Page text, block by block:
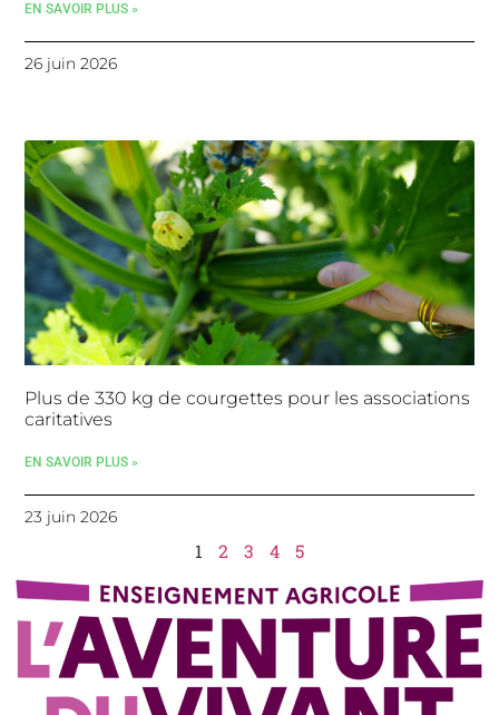
EN SAVOIR PLUS »
26 juin 2026
Plus de 330 kg de courgettes pour les associations
caritatives
EN SAVOIR PLUS »
23 juin 2026
1 2 3 4 5